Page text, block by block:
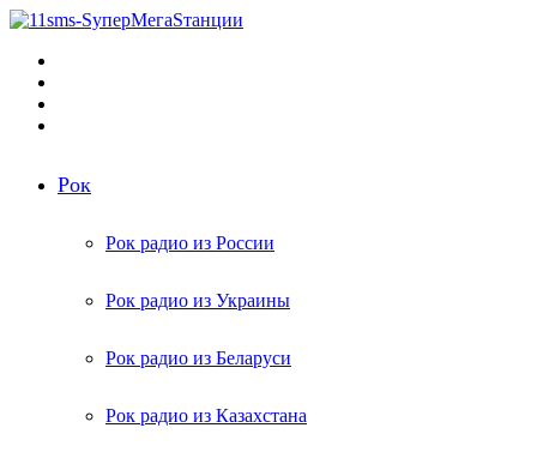
Рок
Рок радио из России
Рок радио из Украины
Рок радио из Беларуси
Рок радио из Казахстана